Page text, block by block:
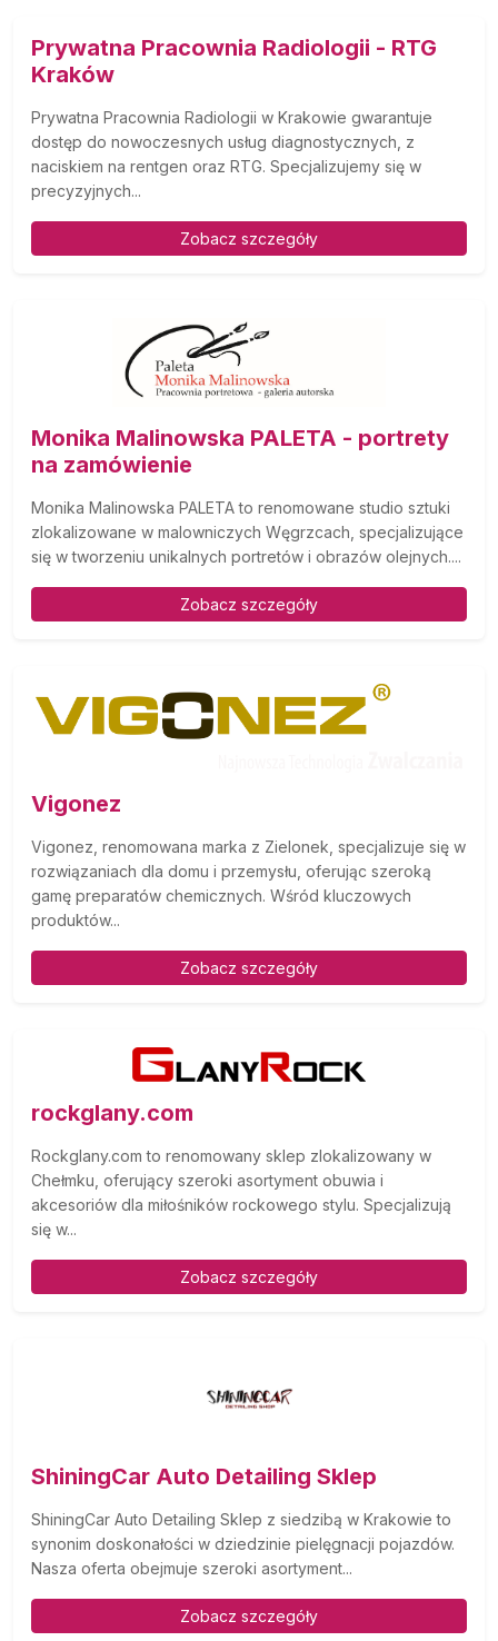
Prywatna Pracownia Radiologii - RTG
Kraków
Prywatna Pracownia Radiologii w Krakowie gwarantuje
dostęp do nowoczesnych usług diagnostycznych, z
naciskiem na rentgen oraz RTG. Specjalizujemy się w
precyzyjnych...
Zobacz szczegóły
Monika Malinowska PALETA - portrety
na zamówienie
Monika Malinowska PALETA to renomowane studio sztuki
zlokalizowane w malowniczych Węgrzcach, specjalizujące
się w tworzeniu unikalnych portretów i obrazów olejnych....
Zobacz szczegóły
Vigonez
Vigonez, renomowana marka z Zielonek, specjalizuje się w
rozwiązaniach dla domu i przemysłu, oferując szeroką
gamę preparatów chemicznych. Wśród kluczowych
produktów...
Zobacz szczegóły
rockglany.com
Rockglany.com to renomowany sklep zlokalizowany w
Chełmku, oferujący szeroki asortyment obuwia i
akcesoriów dla miłośników rockowego stylu. Specjalizują
się w...
Zobacz szczegóły
ShiningCar Auto Detailing Sklep
ShiningCar Auto Detailing Sklep z siedzibą w Krakowie to
synonim doskonałości w dziedzinie pielęgnacji pojazdów.
Nasza oferta obejmuje szeroki asortyment...
Zobacz szczegóły